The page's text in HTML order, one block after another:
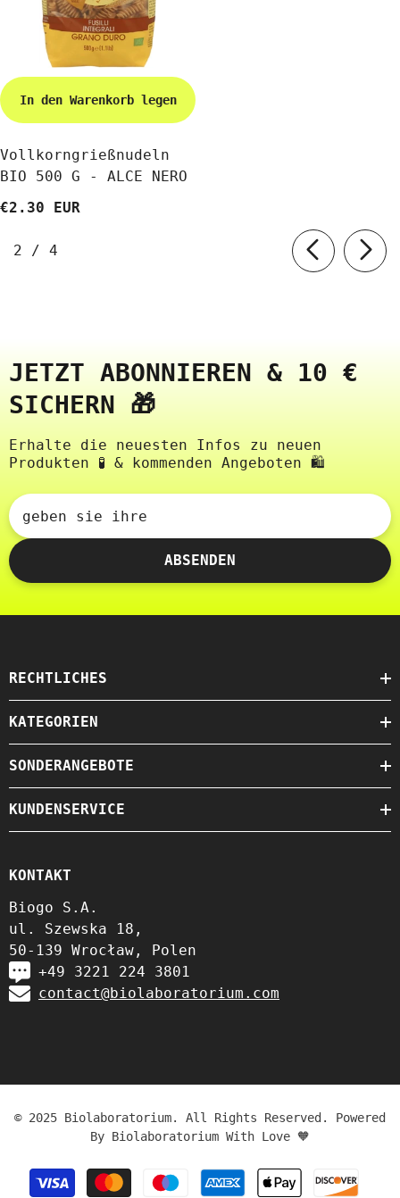
In den Warenkorb legen
Vollkorngrießnudeln
BIO 500 G - ALCE NERO
€2.30 EUR
2 / von
4
JETZT ABONNIEREN & 10 €
SICHERN 🎁
Erhalte die neuesten Infos zu neuen
Produkten 🧪 & kommenden Angeboten 🛍️
geben sie ihre
ABSENDEN
RECHTLICHES
KATEGORIEN
SONDERANGEBOTE
KUNDENSERVICE
KONTAKT
Biogo S.A.
ul. Szewska 18,
50-139 Wrocław, Polen
+49 3221 224 3801
contact@biolaboratorium.com
© 2025 Biolaboratorium. All Rights Reserved. Powered
By Biolaboratorium With Love 🧡
Zahlungsmethoden